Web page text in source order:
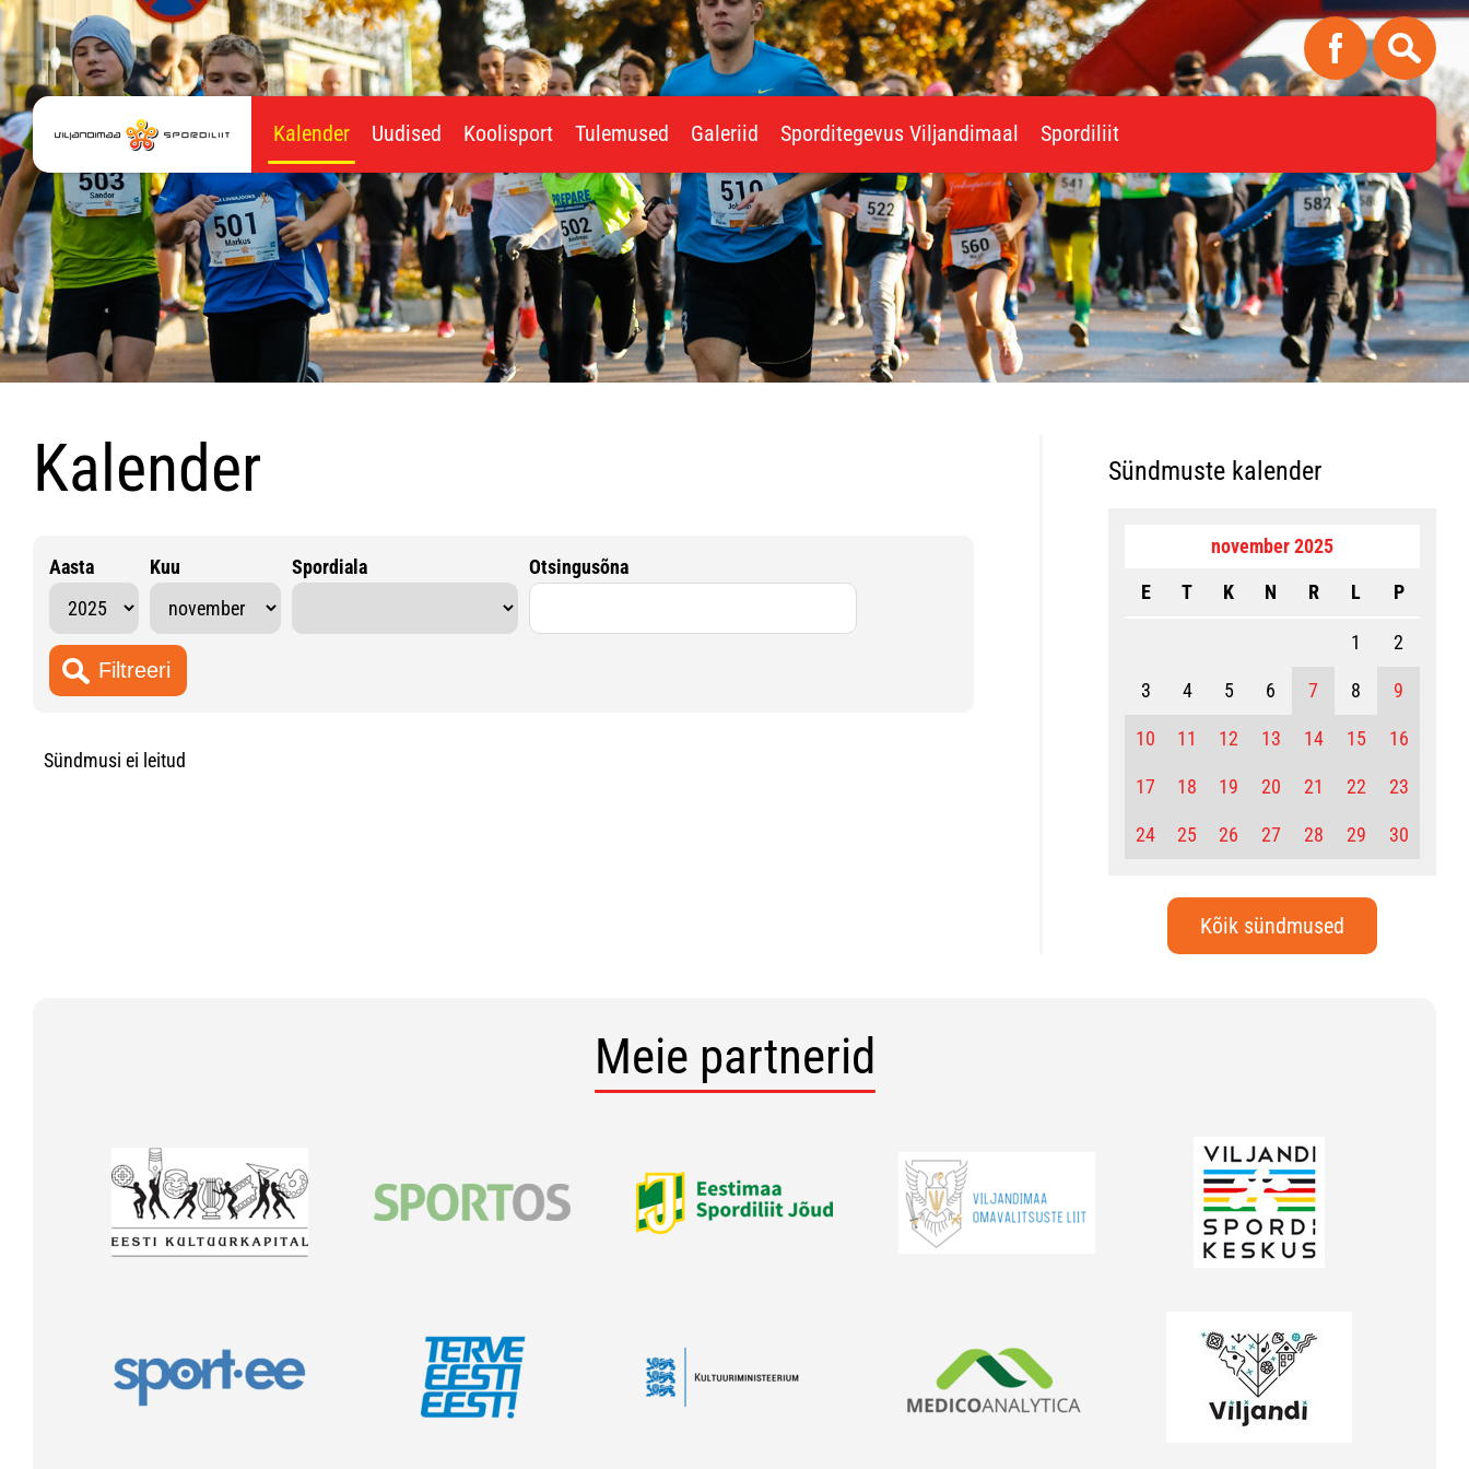
Kalender Uudised Koolisport Tulemused Galeriid Sporditegevus Viljandimaal Spordiliit
Kalender
Aasta Kuu Spordiala Otsingusõna
Sündmusi ei leitud
Sündmuste kalender
november 2025
E
T K N R L P
1 2
3 4 5 6 7 8 9
10 11 12 13 14 15 16
17 18 19 20 21 22 23
24 25 26 27 28 29 30
Kõik sündmused
Meie partnerid